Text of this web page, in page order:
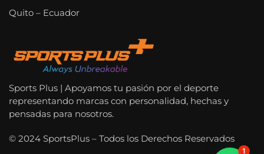
Quito – Ecuador
Sports Plus | Apoyamos tu pasión por el deporte
representando marcas con personalidad, hechas y
pensadas para nosotros.
© 2024 SportsPlus – Todos los Derechos Reservados
1